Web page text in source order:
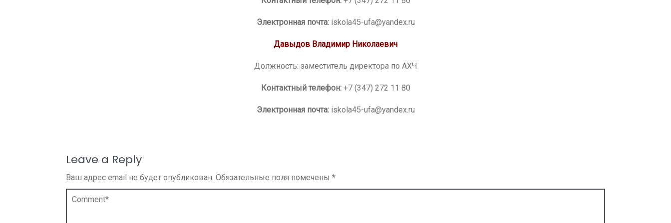
Электронная почта: iskola45-ufa@yandex.ru
Давыдов Владимир Николаевич
Должность: заместитель директора по АХЧ
Контактный телефон: +7 (347) 272 11 80
Электронная почта: iskola45-ufa@yandex.ru
Leave a Reply
Ваш адрес email не будет опубликован. Обязательные поля помечены *